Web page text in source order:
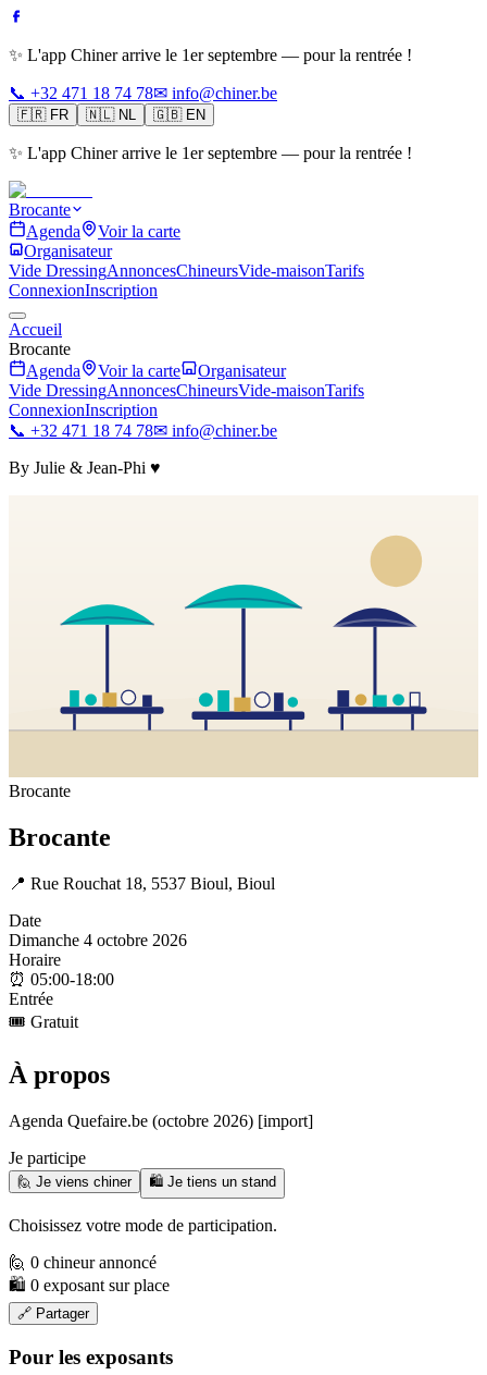
✨ L'app Chiner arrive le 1er septembre — pour la rentrée !
📞 +32 471 18 74 78✉ info@chiner.be
🇫🇷 FR 🇳🇱 NL 🇬🇧 EN
✨ L'app Chiner arrive le 1er septembre — pour la rentrée !
Brocante
Agenda
Voir la carte
Organisateur
Vide DressingAnnoncesChineursVide-maisonTarifs
ConnexionInscription
Accueil
Brocante
Agenda
Voir la carte
Organisateur
Vide DressingAnnoncesChineursVide-maisonTarifs
ConnexionInscription
📞 +32 471 18 74 78✉ info@chiner.be
By Julie & Jean-Phi ♥
Brocante
Brocante
📍 Rue Rouchat 18, 5537 Bioul, Bioul
Date
Dimanche 4 octobre 2026
Horaire
⏰ 05:00-18:00
Entrée
🎟️ Gratuit
À propos
Agenda Quefaire.be (octobre 2026) [import]
Je participe
🙋 Je viens chiner 🛍️ Je tiens un stand
Choisissez votre mode de participation.
🙋 0 chineur annoncé
🛍️ 0 exposant sur place
🔗 Partager
Pour les exposants